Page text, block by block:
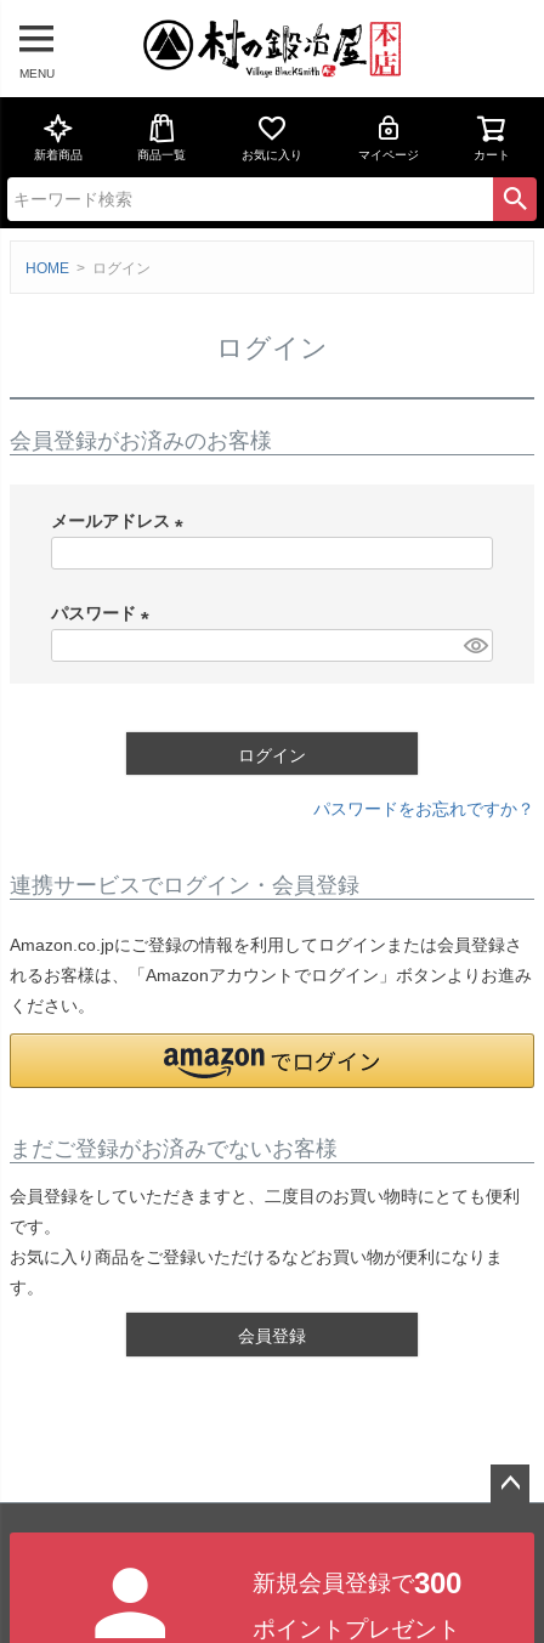
MENU
新着商品 商品一覧 お気に入り マイページ カート
HOME ログイン
ログイン
会員登録がお済みのお客様
メールアドレス
パスワード
ログイン
パスワードをお忘れですか？
連携サービスでログイン・会員登録
Amazon.co.jpにご登録の情報を利用してログインまたは会員登録さ
れるお客様は、「Amazonアカウントでログイン」ボタンよりお進み
ください。
まだご登録がお済みでないお客様
会員登録をしていただきますと、二度目のお買い物時にとても便利
です。
お気に入り商品をご登録いただけるなどお買い物が便利になりま
す。
会員登録
新規会員登録で300
ポイントプレゼント